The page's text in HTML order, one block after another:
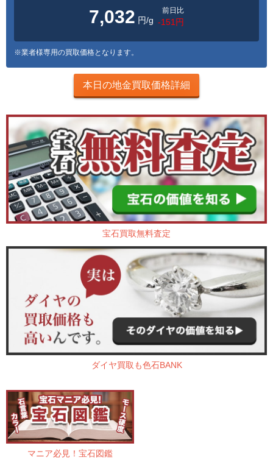
7,032 円/g
前日比
-151円
※業者様専用の買取価格となります。
本日の地金買取価格詳細
宝石買取無料査定
ダイヤ買取も色石BANK
マニア必見！宝石図鑑